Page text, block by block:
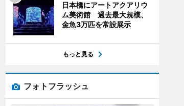
日本橋にアートアクアリウ
ム美術館 過去最大規模、
金魚3万匹を常設展示
もっと見る
フォトフラッシュ